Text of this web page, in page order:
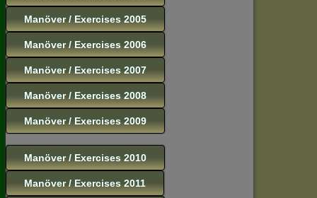
Manöver / Exercises 2005
Manöver / Exercises 2006
Manöver / Exercises 2007
Manöver / Exercises 2008
Manöver / Exercises 2009
Manöver / Exercises 2010
Manöver / Exercises 2011